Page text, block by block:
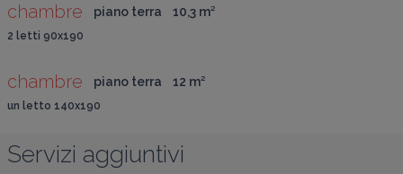
chambre piano terra 10,3 m²
2 letti 90x190
chambre piano terra 12 m²
un letto 140x190
Servizi aggiuntivi